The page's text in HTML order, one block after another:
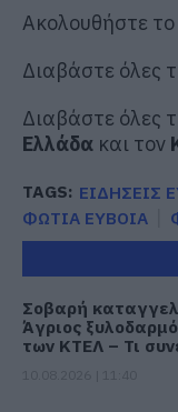
Ακολουθήστε
Διαβάστε όλες
Διαβάστε όλες
Ελλάδα και τον
TAGS: ΕΙΔΗΣΕΙΣ
ΦΩΤΙΑ ΕΥΒΟΙΑ
Σοβαρή
Άγριος
των ΚΤΕΛ – Τι